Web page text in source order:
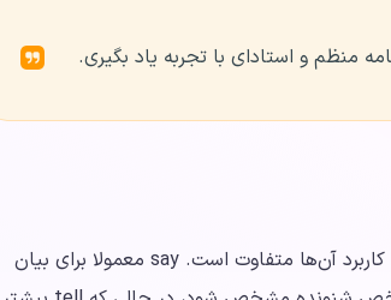
منظم و استادای با تجربه یاد بگیری.
هر دو فعل say و tell به معنی “گفتن یا بیان کردن” هستند، اما کاربرد آن‌ها متفاوت است. say معمولا برای بیان